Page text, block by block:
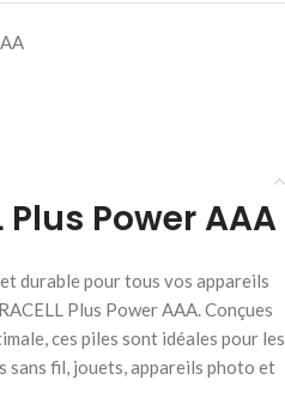
Plus Power AAA
durable pour tous vos appareils
Plus Power AAA. Conçues
ces piles sont idéales pour les
sans fil, jouets, appareils photo et